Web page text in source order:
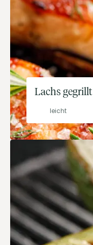
Lachs gegrillt
leicht